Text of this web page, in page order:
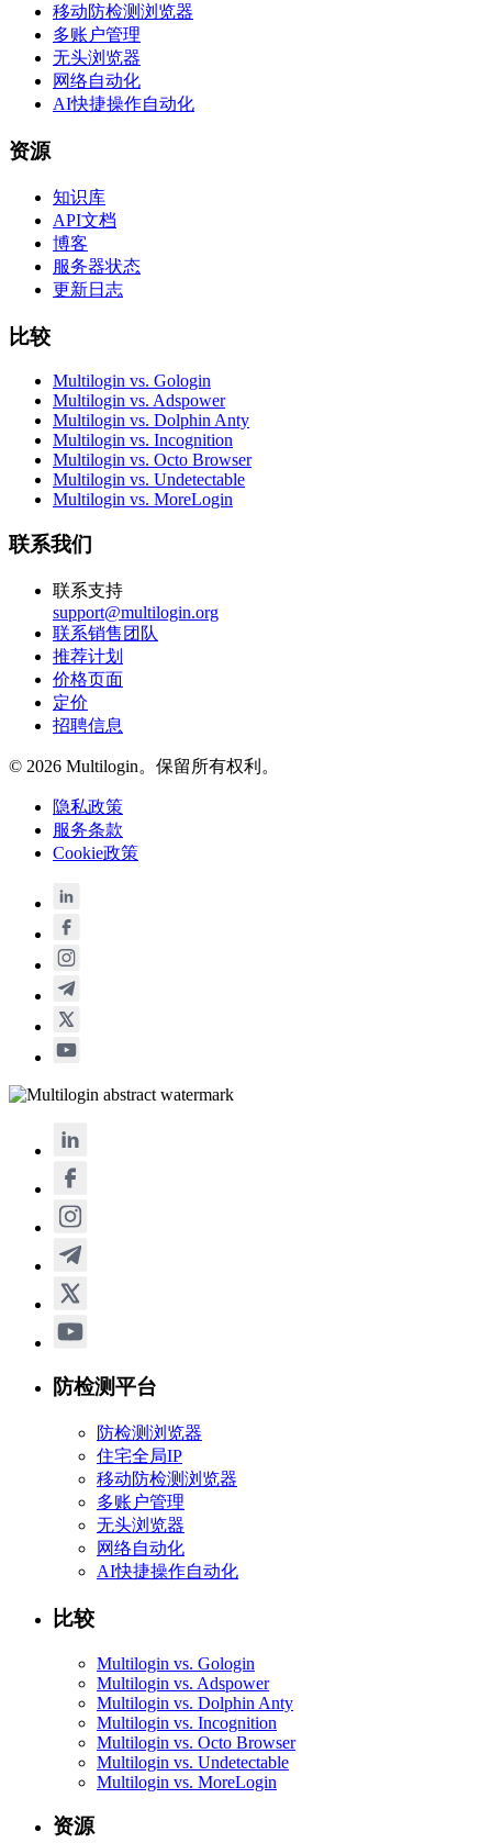
移动防检测浏览器
多账户管理
无头浏览器
网络自动化
AI快捷操作自动化
资源
知识库
API文档
博客
服务器状态
更新日志
比较
Multilogin vs. Gologin
Multilogin vs. Adspower
Multilogin vs. Dolphin Anty
Multilogin vs. Incognition
Multilogin vs. Octo Browser
Multilogin vs. Undetectable
Multilogin vs. MoreLogin
联系我们
联系支持
support@multilogin.org
联系销售团队
推荐计划
价格页面
定价
招聘信息
© 2026 Multilogin。保留所有权利。
隐私政策
服务条款
Cookie政策
防检测平台
防检测浏览器
住宅全局IP
移动防检测浏览器
多账户管理
无头浏览器
网络自动化
AI快捷操作自动化
比较
Multilogin vs. Gologin
Multilogin vs. Adspower
Multilogin vs. Dolphin Anty
Multilogin vs. Incognition
Multilogin vs. Octo Browser
Multilogin vs. Undetectable
Multilogin vs. MoreLogin
资源